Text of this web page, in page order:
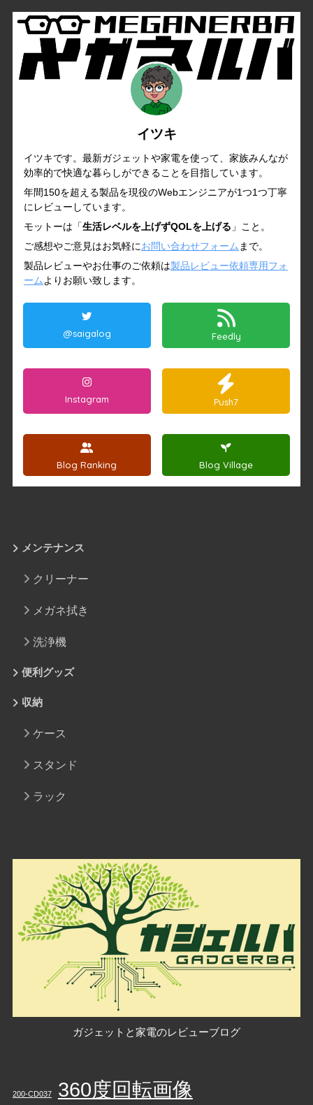
イツキ
イツキです。最新ガジェットや家電を使って、家族みんなが
効率的で快適な暮らしができることを目指しています。
年間150を超える製品を現役のWebエンジニアが1つ1つ丁寧
にレビューしています。
モットーは「生活レベルを上げずQOLを上げる 」こと。
ご感想やご意見はお気軽にお問い合わせフォーム まで。
製品レビューやお仕事のご依頼は製品レビュー依頼専用フォ
ーム よりお願い致します。
@saigalog Feedly
Instagram Push7
Blog Ranking Blog Village
メンテナンス
クリーナー
メガネ拭き
洗浄機
便利グッズ
収納
ケース
スタンド
ラック
ガジェットと家電のレビューブログ
200-CD037 360度回転画像